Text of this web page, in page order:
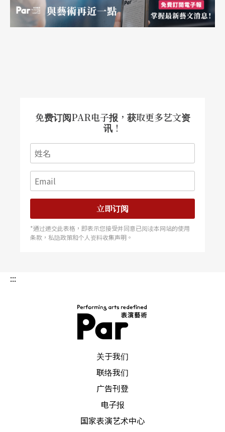
制约束之批判中，错综著舞曲到古典的衬乐，小丑
也在流行舞步和神经质的动作间扞格纠扯。《愚
品及身体主题，令人想起舞者曾参与侯非胥．谢克
特的《政治妈妈》，被动受约制、反向的动力、重
复性的动作，一则回应集体性的政治主题，一则从
个人的经验反思进入。《愚人》需要强烈的表现
性，除借由造型入戏，作品在叙事的层次上似乎可
以多有差异转折。譬如，我喜欢一段张建明在牢笼
中，随突然切换的巴赫音乐，优雅的旋起舞；舞蹈
从造型到氛围构成了极大的张力。
作品，在不同层面上如是回应了各自身上乡愁的形
式，一种存在的境遇，一节穿过幽深隧道的列车灯
束，被缠捆被解开的线索，或是喊啸著的悲伤小
丑。我持续期待这个平台不仅带舞者「回家」，更
能进而成为新的环扣发生对话之所；让舞蹈的异质
风格或观念在此扣连，自我的异境，原是创作重要
的情感动能，让创作走得更远一点，想像再远一
免费订阅PAR电子报，获取更多艺文资
讯！
立即订阅
*通过递交此表格，即表示您接受并同意已阅读本网站的使用
条款，私隐政策和个人资料收集声明。
:::
关于我们
联络我们
广告刊登
电子报
国家表演艺术中心